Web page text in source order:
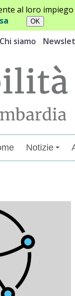
al loro
Chi siamo
Notizie